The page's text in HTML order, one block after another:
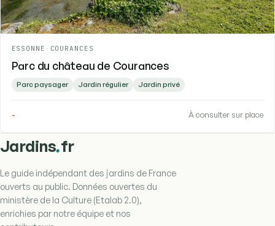
ESSONNE - COURANCES
Parc du château de Courances
Parc paysager Jardin régulier Jardin privé
- À consulter sur place
Jardins.fr
Le guide indépendant des jardins de France
ouverts au public. Données ouvertes du
ministère de la Culture (Etalab 2.0),
enrichies par notre équipe et nos